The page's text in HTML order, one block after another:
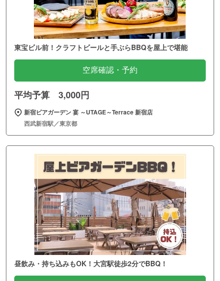
東宝ビル前！クラフトビールと手ぶらBBQを屋上で堪能
空席確認・予約
平均予算 3,000円
新宿ビアガーデン 宴 ～UTAGE～Terrace 新宿店
西武新宿駅／東京都
昼飲み・持ち込みもOK！大宮駅徒歩2分でBBQ！